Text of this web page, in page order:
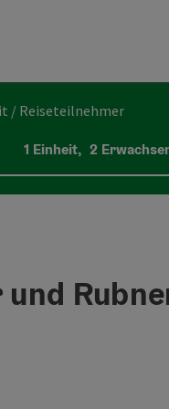
Einheit / Reiseteilnehmer
und
1 Einheit, 2